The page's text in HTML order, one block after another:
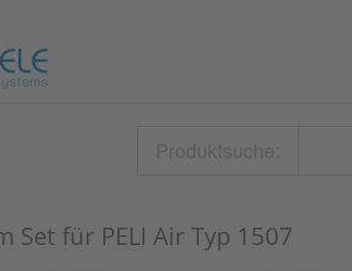
Set für PELI Air Typ 1507